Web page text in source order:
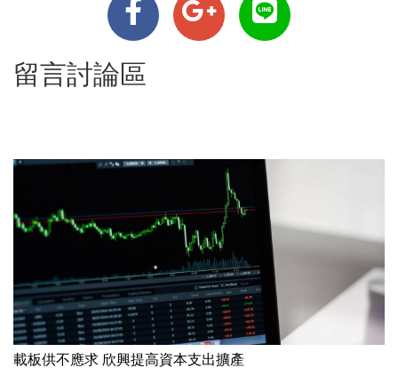
留言討論區
載板供不應求 欣興提高資本支出擴產